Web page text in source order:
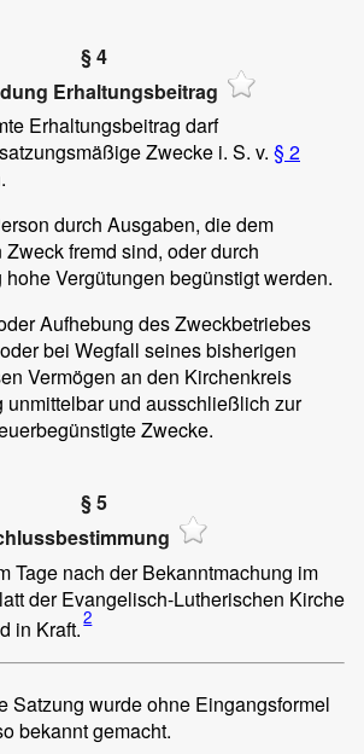
§ 4
Erhaltungsbeitrag
Erhaltungsbeitrag darf
Zwecke i. S. v. § 2
durch Ausgaben, die dem
fremd sind, oder durch
Vergütungen begünstigt werden.
Aufhebung des Zweckbetriebes
bei Wegfall seines bisherigen
Vermögen an den Kirchenkreis
unmittelbar und ausschließlich zur
Zwecke.
§ 5
Tage nach der Bekanntmachung im
der Evangelisch-Lutherischen Kirche
in Kraft.2
Satzung wurde ohne Eingangsformel
bekannt gemacht.